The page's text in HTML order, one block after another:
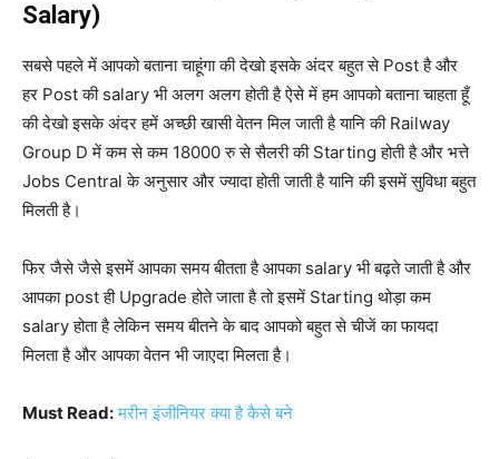
Salary)
सबसे पहले में आपको बताना चाहूंगा की देखो इसके अंदर बहुत से Post है और
हर Post की salary भी अलग अलग होती है ऐसे में हम आपको बताना चाहता हूँ
की देखो इसके अंदर हमें अच्छी खासी वेतन मिल जाती है यानि की Railway
Group D में कम से कम 18000 रु से सैलरी की Starting होती है और भत्ते
Jobs Central के अनुसार और ज्यादा होती जाती है यानि की इसमें सुविधा बहुत
मिलती है।
फिर जैसे जैसे इसमें आपका समय बीतता है आपका salary भी बढ़ते जाती है और
आपका post ही Upgrade होते जाता है तो इसमें Starting थोड़ा कम
salary होता है लेकिन समय बीतने के बाद आपको बहुत से चीजें का फायदा
मिलता है और आपका वेतन भी जाएदा मिलता है।
Must Read: मरीन इंजीनियर क्या है कैसे बने